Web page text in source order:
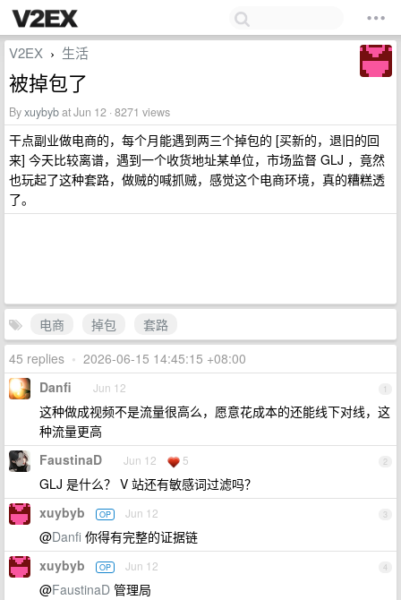
V2EX › 生活
被掉包了
Byxuybybat Jun 12 · 8271 views
干点副业做电商的，每个月能遇到两三个掉包的 [买新的，退旧的回
来] 今天比较离谱，遇到一个收货地址某单位，市场监督 GLJ ，竟然
也玩起了这种套路，做贼的喊抓贼，感觉这个电商环境，真的糟糕透
了。
电商 掉包
套路
45 replies • 2026-06-15 14:45:15 +08:00
1
Danfi Jun 12
这种做成视频不是流量很高么，愿意花成本的还能线下对线，这
种流量更高
2
FaustinaD Jun 12 5
GLJ 是什么？ V 站还有敏感词过滤吗？
3
xuybyb OP Jun 12
@Danfi 你得有完整的证据链
4
xuybyb OP Jun 12
@FaustinaD 管理局